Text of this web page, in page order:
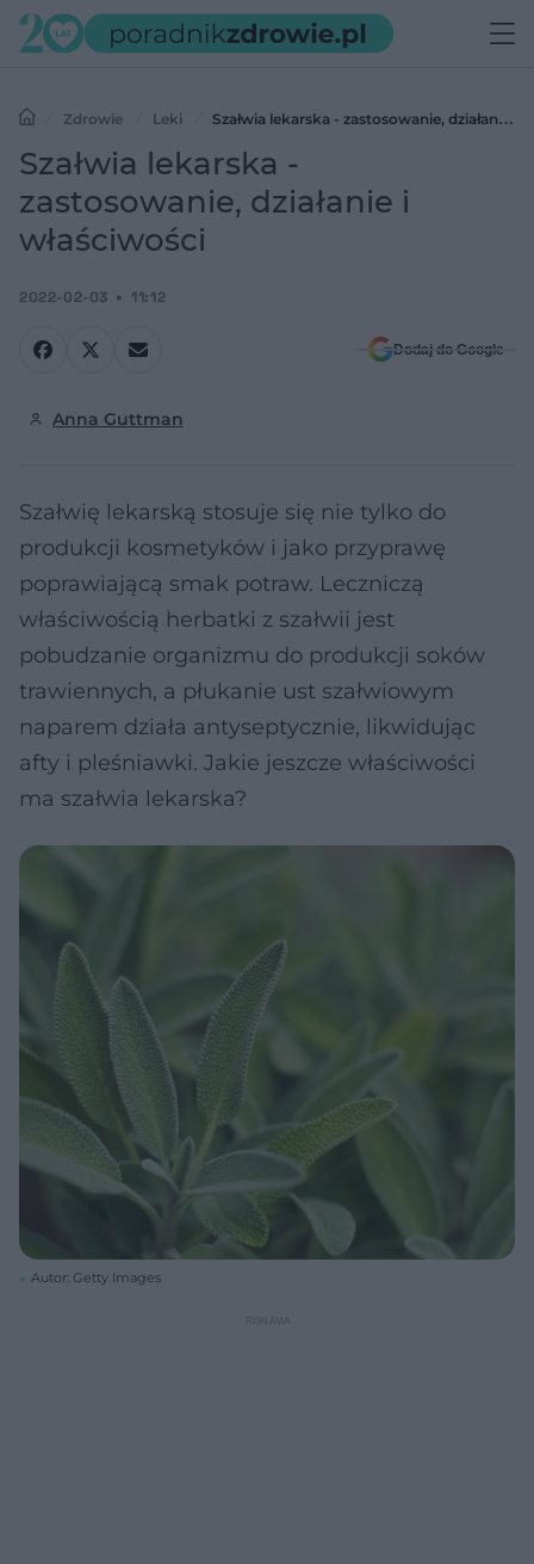
Zdrowie Leki
Szałwia lekarska - zastosowanie, działanie i
właściwości
Szałwia lekarska -
zastosowanie, działanie i
właściwości
2022-02-03 11:12
Dodaj do Google
Anna Guttman
Szałwię lekarską stosuje się nie tylko do
produkcji kosmetyków i jako przyprawę
poprawiającą smak potraw. Leczniczą
właściwością herbatki z szałwii jest
pobudzanie organizmu do produkcji soków
trawiennych, a płukanie ust szałwiowym
naparem działa antyseptycznie, likwidując
afty i pleśniawki. Jakie jeszcze właściwości
ma szałwia lekarska?
Autor: Getty Images